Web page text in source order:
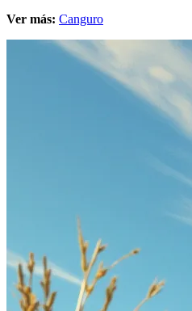
Ver más: Canguro